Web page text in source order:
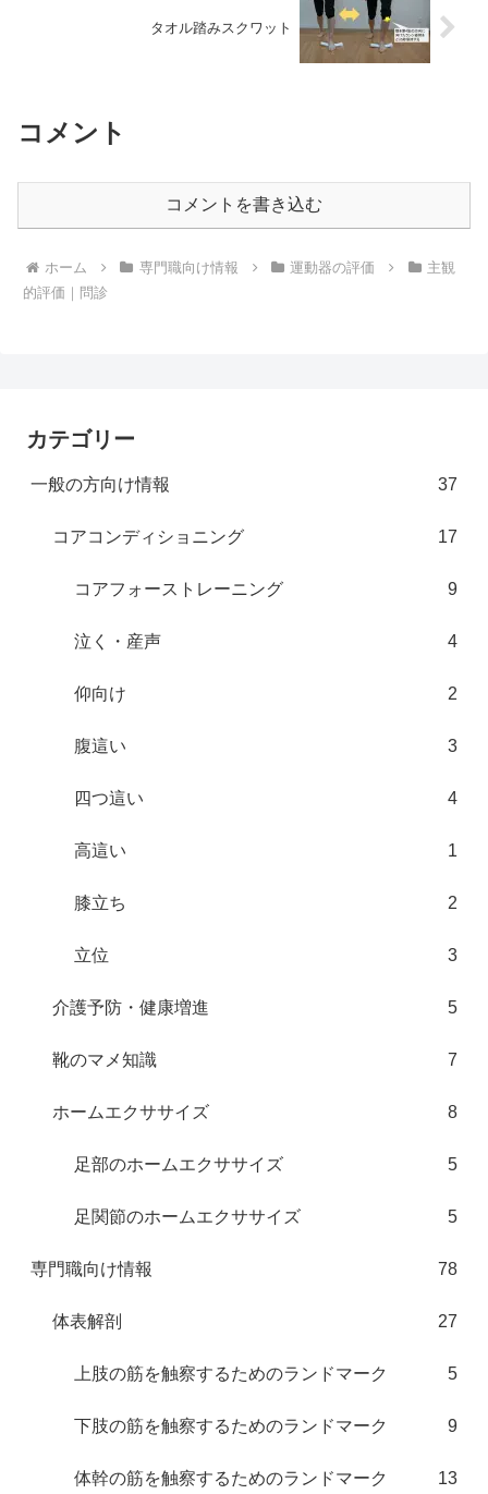
タオル踏みスクワット
コメント
コメントを書き込む
ホーム 専門職向け情報 運動器の評価
主観
的評価｜問診
カテゴリー
一般の方向け情報 37
コアコンディショニング 17
コアフォーストレーニング 9
泣く・産声 4
仰向け 2
腹這い 3
四つ這い 4
高這い 1
膝立ち 2
立位 3
介護予防・健康増進 5
靴のマメ知識 7
ホームエクササイズ 8
足部のホームエクササイズ 5
足関節のホームエクササイズ 5
専門職向け情報 78
体表解剖 27
上肢の筋を触察するためのランドマーク 5
下肢の筋を触察するためのランドマーク 9
体幹の筋を触察するためのランドマーク 13